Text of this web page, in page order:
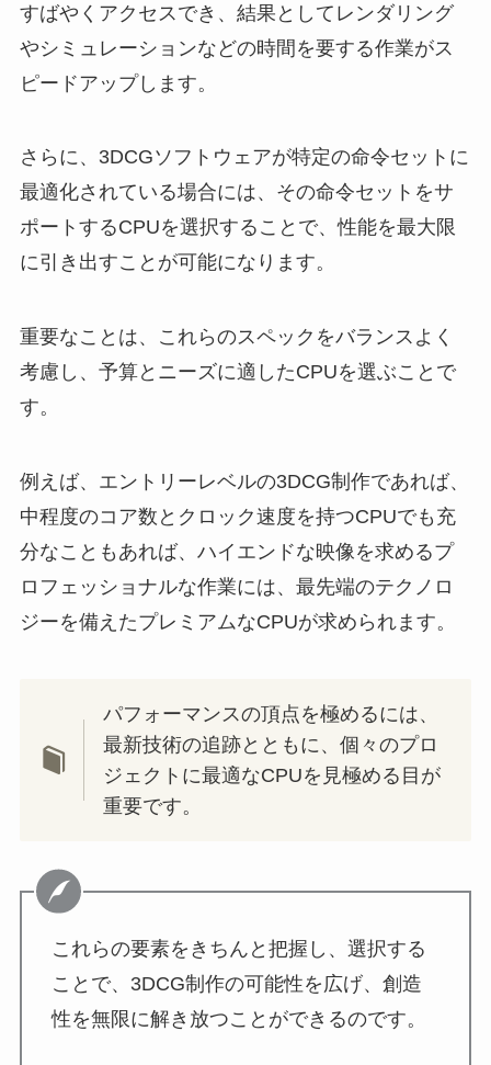
すばやくアクセスでき、結果としてレンダリング
やシミュレーションなどの時間を要する作業がス
ピードアップします。
さらに、3DCGソフトウェアが特定の命令セットに
最適化されている場合には、その命令セットをサ
ポートするCPUを選択することで、性能を最大限
に引き出すことが可能になります。
重要なことは、これらのスペックをバランスよく
考慮し、予算とニーズに適したCPUを選ぶことで
す。
例えば、エントリーレベルの3DCG制作であれば、
中程度のコア数とクロック速度を持つCPUでも充
分なこともあれば、ハイエンドな映像を求めるプ
ロフェッショナルな作業には、最先端のテクノロ
ジーを備えたプレミアムなCPUが求められます。
パフォーマンスの頂点を極めるには、
最新技術の追跡とともに、個々のプロ
ジェクトに最適なCPUを見極める目が
重要です。
これらの要素をきちんと把握し、選択する
ことで、3DCG制作の可能性を広げ、創造
性を無限に解き放つことができるのです。